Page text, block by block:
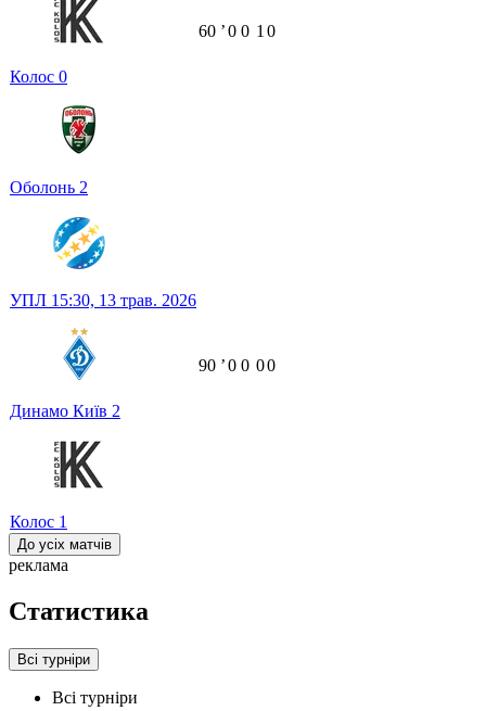
Колос 0
Оболонь 2
60 ʼ0 0 1 0
УПЛ 15:30, 13 трав. 2026
Динамо Київ 2
Колос 1
90 ʼ0 0 00
До усіх матчів
реклама
Статистика
Всі турніри
Всі турніри